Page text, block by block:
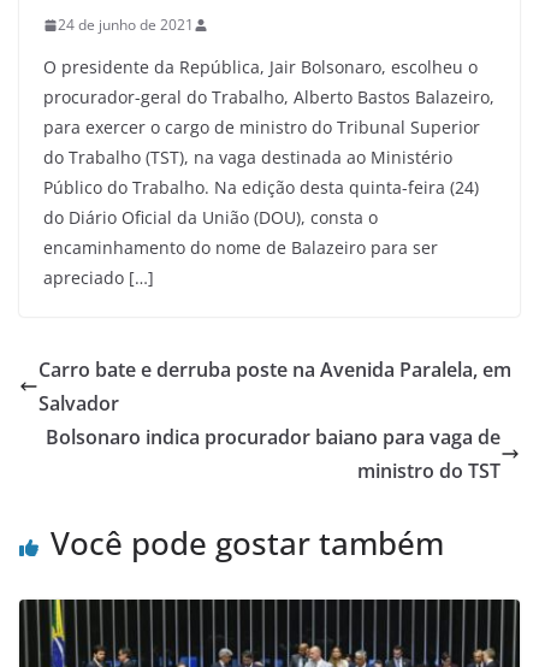
24 de junho de 2021
O presidente da República, Jair Bolsonaro, escolheu o
procurador-geral do Trabalho, Alberto Bastos Balazeiro,
para exercer o cargo de ministro do Tribunal Superior
do Trabalho (TST), na vaga destinada ao Ministério
Público do Trabalho. Na edição desta quinta-feira (24)
do Diário Oficial da União (DOU), consta o
encaminhamento do nome de Balazeiro para ser
apreciado […]
Carro bate e derruba poste na Avenida Paralela, em
Salvador
Bolsonaro indica procurador baiano para vaga de
ministro do TST
Você pode gostar também